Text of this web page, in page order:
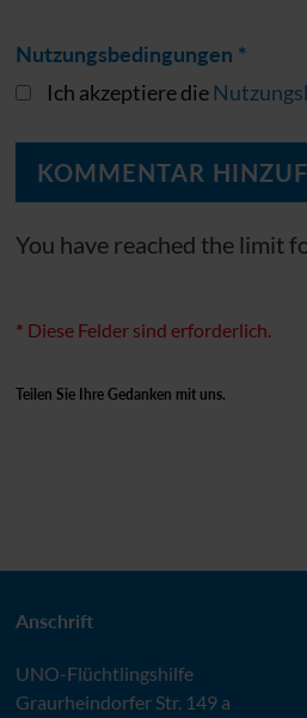
Nutzungsbedingungen *
Ich akzeptiere die
You have reached the limit
* Diese Felder sind erforderlich.
Teilen Sie Ihre Gedanken mit uns.
Anschrift
UNO-Flüchtlingshilfe
Graurheindorfer Str. 149 a